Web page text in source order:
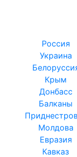
Россия
Украина
Крым
Донбасс
Балканы
Молдова
Евразия
Кавказ